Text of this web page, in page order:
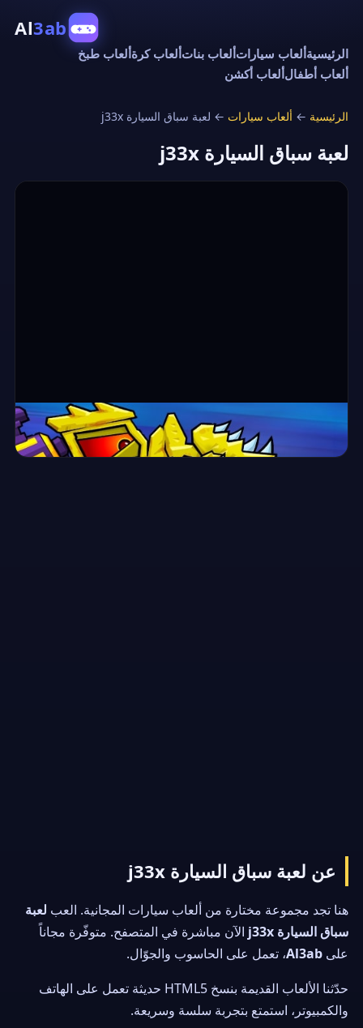
Al3ab
الرئيسيةألعاب سياراتألعاب بناتألعاب كرةألعاب طبخ
ألعاب أطفالألعاب أكشن
الرئيسية ← ألعاب سيارات ← لعبة سباق السيارة j33x
لعبة سباق السيارة j33x
⛶ ملء الشاشة Car Eats Car: Arctic Adventure
عن لعبة سباق السيارة j33x
هنا تجد مجموعة مختارة من ألعاب سيارات المجانية. العب لعبة
سباق السيارة j33x
الآن مباشرة في المتصفح. متوفّرة مجاناً
على Al3ab، تعمل على الحاسوب والجوّال.
حدّثنا الألعاب القديمة بنسخ HTML5 حديثة تعمل على الهاتف
والكمبيوتر، استمتع بتجربة سلسة وسريعة.